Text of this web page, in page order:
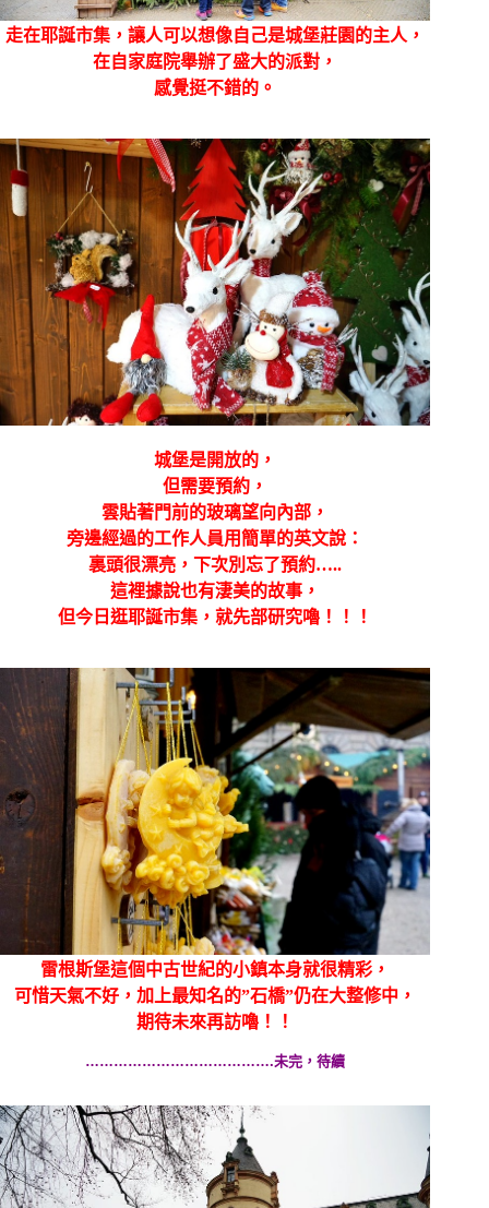
走在耶誕市集，讓人可以想像自己是城堡莊園的主人，
在自家庭院舉辦了盛大的派對，
感覺挺不錯的。
城堡是開放的，
但需要預約，
雲貼著門前的玻璃望向內部，
旁邊經過的工作人員用簡單的英文說：
裏頭很漂亮，下次別忘了預約…..
這裡據說也有淒美的故事，
但今日逛耶誕市集，就先部研究嚕！！！
雷根斯堡這個中古世紀的小鎮本身就很精彩，
可惜天氣不好，加上最知名的”石橋”仍在大整修中，
期待未來再訪嚕！！
………………………………….未完，待續